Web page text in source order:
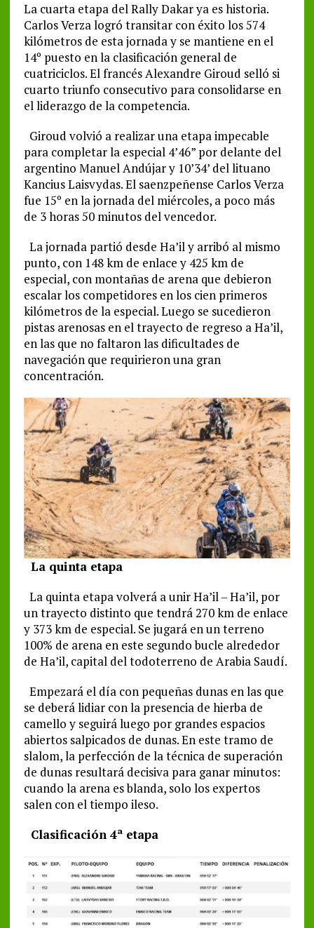
La cuarta etapa del Rally Dakar ya es historia.
Carlos Verza logró transitar con éxito los 574
kilómetros de esta jornada y se mantiene en el
14º puesto en la clasificación general de
cuatriciclos. El francés Alexandre Giroud selló si
cuarto triunfo consecutivo para consolidarse en
el liderazgo de la competencia.
Giroud volvió a realizar una etapa impecable
para completar la especial 4’46” por delante del
argentino Manuel Andújar y 10’34’ del lituano
Kancius Laisvydas. El saenzpeñense Carlos Verza
fue 15º en la jornada del miércoles, a poco más
de 3 horas 50 minutos del vencedor.
La jornada partió desde Ha’il y arribó al mismo
punto, con 148 km de enlace y 425 km de
especial, con montañas de arena que debieron
escalar los competidores en los cien primeros
kilómetros de la especial. Luego se sucedieron
pistas arenosas en el trayecto de regreso a Ha’il,
en las que no faltaron las dificultades de
navegación que requirieron una gran
concentración.
La quinta etapa
La quinta etapa volverá a unir Ha’il – Ha’il, por
un trayecto distinto que tendrá 270 km de enlace
y 373 km de especial. Se jugará en un terreno
100% de arena en este segundo bucle alrededor
de Ha’il, capital del todoterreno de Arabia Saudí.
Empezará el día con pequeñas dunas en las que
se deberá lidiar con la presencia de hierba de
camello y seguirá luego por grandes espacios
abiertos salpicados de dunas. En este tramo de
slalom, la perfección de la técnica de superación
de dunas resultará decisiva para ganar minutos:
cuando la arena es blanda, solo los expertos
salen con el tiempo ileso.
Clasificación 4ª etapa